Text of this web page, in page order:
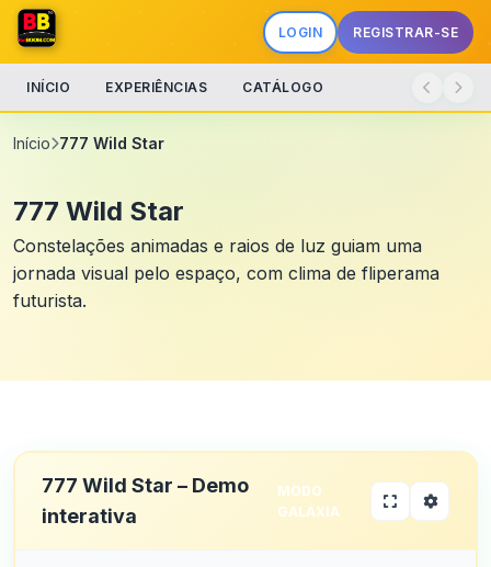
LOGIN REGISTRAR-SE
INÍCIO EXPERIÊNCIAS CATÁLOGO
Início 777 Wild Star
777 Wild Star
Constelações animadas e raios de luz guiam uma
jornada visual pelo espaço, com clima de fliperama
futurista.
777 Wild Star – Demo
interativa
MODO
GALÁXIA